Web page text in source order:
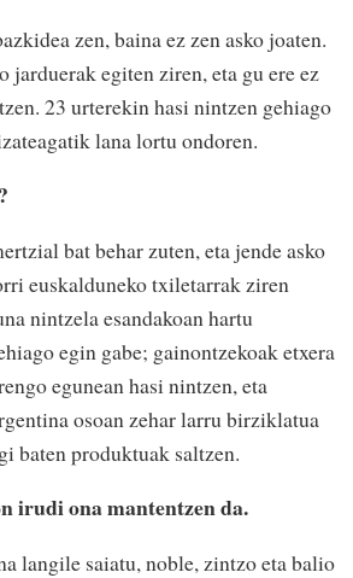
zen, baina ez zen asko joaten.
jarduerak egiten ziren, eta gu ere ez
23 urterekin hasi nintzen gehiago
lana lortu ondoren.
bat behar zuten, eta jende asko
euskalduneko txiletarrak ziren
nintzela esandakoan hartu
egin gabe; gainontzekoak etxera
egunean hasi nintzen, eta
osoan zehar larru birziklatua
baten produktuak saltzen.
irudi ona mantentzen da.
langile saiatu, noble, zintzo eta balio